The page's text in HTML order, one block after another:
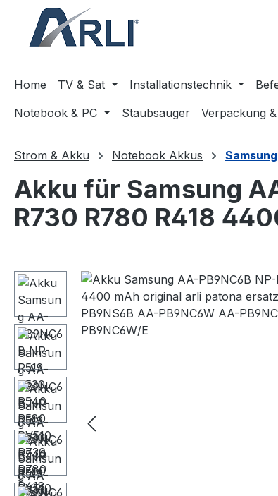
Zur Hauptnavigation springen
Home TV & Sat Installationstechnik
Notebook & PC
Staubsauger Verpackung
Strom & Akku Notebook Akkus Samsung
Akku für Samsung
R730 R780 R418
Bildergalerie überspringen